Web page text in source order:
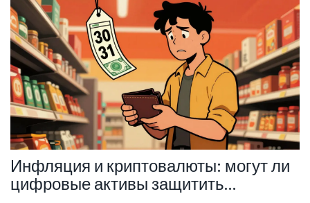
Инфляция и криптовалюты: могут ли
цифровые активы защитить